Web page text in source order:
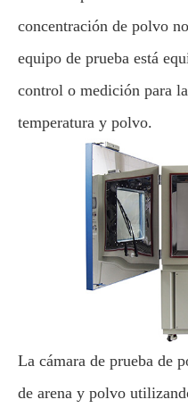
concentración de polvo
equipo de prueba está
control o medición para
temperatura y polvo.
La cámara de prueba de
de arena y polvo